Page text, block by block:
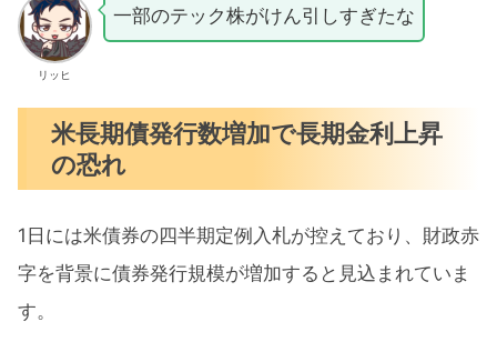
リッヒ
一部のテック株がけん引しすぎたな
米長期債発行数増加で長期金利上昇
の恐れ
1日には米債券の四半期定例入札が控えており、財政赤
字を背景に債券発行規模が増加すると見込まれていま
す。